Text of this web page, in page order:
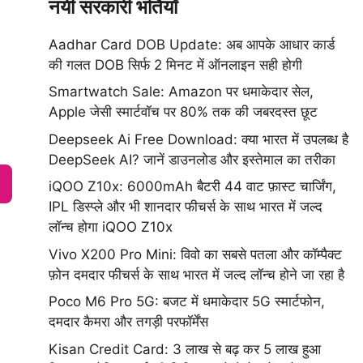
नयी सरकारी भर्तियाँ
Aadhar Card DOB Update: अब आपके आधार कार्ड
की गलत DOB सिर्फ 2 मिनट में ऑनलाइन सही होगी
Smartwatch Sale: Amazon पर धमाकेदार सेल,
Apple जेसी स्मार्टवॉच पर 80% तक की जबरदस्त छूट
Deepseek Ai Free Download: क्या भारत में उपलब्ध है
DeepSeek AI? जानें डाउनलोड और इस्तेमाल का तरीका
iQOO Z10x: 6000mAh बैटरी 44 वाट फ़ास्ट चार्जिंग,
IPL डिस्प्ले और भी शानदार फीचर्स के साथ भारत में जल्द
लॉन्च होगा iQOO Z10x
Vivo X200 Pro Mini: विवो का सबसे पतला और कॉम्पैक्ट
फ़ोन दमदार फीचर्स के साथ भारत में जल्द लॉन्च होने जा रहा है
Poco M6 Pro 5G: बजट में धमाकेदार 5G स्मार्टफोन,
दमदार कैमरा और तगड़ी परफॉर्मेंस
Kisan Credit Card: 3 लाख से बढ़ कर 5 लाख हुआ